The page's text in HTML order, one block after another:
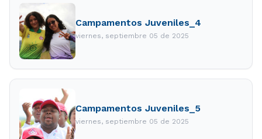
Campamentos Juveniles_4
viernes, septiembre 05 de 2025
Campamentos Juveniles_5
viernes, septiembre 05 de 2025